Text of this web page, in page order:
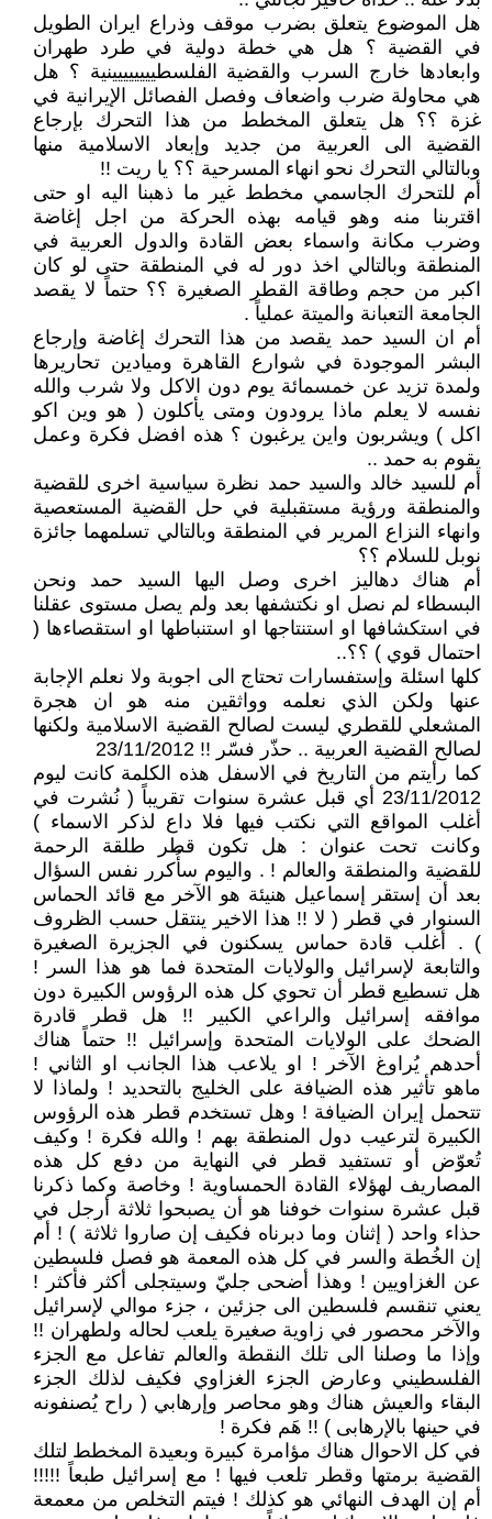
هل الموضوع يتعلق بضرب موقف وذراع ايران الطويل
في القضية ؟ هل هي خطة دولية في طرد طهران
وابعادها خارج السرب والقضية الفلسطيييييييينية ؟ هل
هي محاولة ضرب واضعاف وفصل الفصائل الإيرانية في
غزة ؟؟ هل يتعلق المخطط من هذا التحرك بإرجاع
القضية الى العربية من جديد وإبعاد الاسلامية منها
وبالتالي التحرك نحو انهاء المسرحية ؟؟ يا ريت !!
أم للتحرك الجاسمي مخطط غير ما ذهبنا اليه او حتى
اقتربنا منه وهو قيامه بهذه الحركة من اجل إغاضة
وضرب مكانة واسماء بعض القادة والدول العربية في
المنطقة وبالتالي اخذ دور له في المنطقة حتى لو كان
اكبر من حجم وطاقة القطر الصغيرة ؟؟ حتماً لا يقصد
الجامعة التعبانة والميتة عملياً .
أم ان السيد حمد يقصد من هذا التحرك إغاضة وإرجاع
البشر الموجودة في شوارع القاهرة وميادين تحاريرها
ولمدة تزيد عن خمسمائة يوم دون الاكل ولا شرب والله
نفسه لا يعلم ماذا يرودون ومتى يأكلون ( هو وين اكو
اكل ) ويشربون واين يرغبون ؟ هذه افضل فكرة وعمل
يقوم به حمد ..
أم للسيد خالد والسيد حمد نظرة سياسية اخرى للقضية
والمنطقة ورؤية مستقبلية في حل القضية المستعصية
وانهاء النزاع المرير في المنطقة وبالتالي تسلمهما جائزة
نوبل للسلام ؟؟
أم هناك دهاليز اخرى وصل اليها السيد حمد ونحن
البسطاء لم نصل او نكتشفها بعد ولم يصل مستوى عقلنا
في استكشافها او استنتاجها او استنباطها او استقصاءها (
احتمال قوي ) ؟؟..
كلها اسئلة وإستفسارات تحتاج الى اجوبة ولا نعلم الإجابة
عنها ولكن الذي نعلمه وواثقين منه هو ان هجرة
المشعلي للقطري ليست لصالح القضية الاسلامية ولكنها
لصالح القضية العربية .. حذّر فسّر !! 23/11/2012
كما رأيتم من التاريخ في الاسفل هذه الكلمة كانت ليوم
23/11/2012 أي قبل عشرة سنوات تقريباً ( نُشرت في
أغلب المواقع التي نكتب فيها فلا داع لذكر الاسماء )
وكانت تحت عنوان : هل تكون قطر طلقة الرحمة
للقضية والمنطقة والعالم ! . واليوم سأُكرر نفس السؤال
بعد أن إستقر إسماعيل هنيئة هو الآخر مع قائد الحماس
السنوار في قطر ( لا !! هذا الاخير ينتقل حسب الظروف
) . أغلب قادة حماس يسكنون في الجزيرة الصغيرة
والتابعة لإسرائيل والولايات المتحدة فما هو هذا السر !
هل تسطيع قطر أن تحوي كل هذه الرؤوس الكبيرة دون
موافقه إسرائيل والراعي الكبير !! هل قطر قادرة
الضحك على الولايات المتحدة وإسرائيل !! حتماً هناك
أحدهم يُراوغ الآخر ! او يلاعب هذا الجانب او الثاني !
ماهو تأثير هذه الضيافة على الخليج بالتحديد ! ولماذا لا
تتحمل إيران الضيافة ! وهل تستخدم قطر هذه الرؤوس
الكبيرة لترعيب دول المنطقة بهم ! والله فكرة ! وكيف
تُعوّض أو تستفيد قطر في النهاية من دفع كل هذه
المصاريف لهؤلاء القادة الحمساوية ! وخاصة وكما ذكرنا
قبل عشرة سنوات خوفنا هو أن يصبحوا ثلاثة أرجل في
حذاء واحد ( إثنان وما دبرناه فكيف إن صاروا ثلاثة ) ! أم
إن الخُطة والسر في كل هذه المعمة هو فصل فلسطين
عن الغزاويين ! وهذا أضحى جليّ وسيتجلى أكثر فأكثر !
يعني تنقسم فلسطين الى جزئين ، جزء موالي لإسرائيل
والآخر محصور في زاوية صغيرة يلعب لحاله ولطهران !!
وإذا ما وصلنا الى تلك النقطة والعالم تفاعل مع الجزء
الفلسطيني وعارض الجزء الغزاوي فكيف لذلك الجزء
البقاء والعيش هناك وهو محاصر وإرهابي ( راح يُصنفونه
في حينها بالإرهابى ) !! هَم فكرة !
في كل الاحوال هناك مؤامرة كبيرة وبعيدة المخطط لتلك
القضية برمتها وقطر تلعب فيها ! مع إسرائيل طبعاً !!!!!
أم إن الهدف النهائي هو كذلك ! فيتم التخلص من معمعة